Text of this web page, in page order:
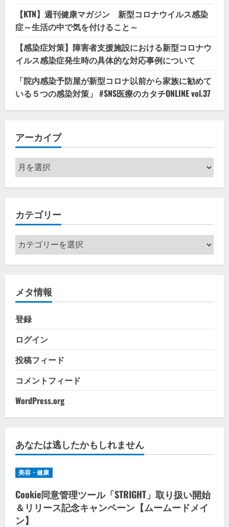
【KTN】週刊健康マガジン 新型コロナウイルス感染
症～生活の中で気を付けること～
【感染症対策】障害者支援施設における新型コロナウ
イルス感染症発生時の具体的な対応事例について
「院内感染予防屋が新型コロナ以前から家族に勧めて
いる５つの感染対策」 #SNS医療のカタチONLINE vol.37
アーカイブ
ア
ー
カ
ブ
カテゴリー
カ
テ
ゴ
ー
メタ情報
登録
ログイン
投稿フィード
コメントフィード
WordPress.org
あなたは逃したかもしれません
美容・健康
Cookie同意管理ツール「STRIGHT」取り扱い開始
＆リリース記念キャンペーン【ムームードメイ
ン】